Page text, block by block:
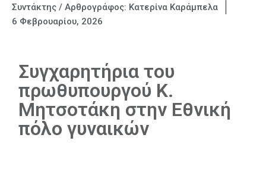
Συντάκτης / Αρθρογράφος: Κατερίνα Καράμπελα
6 Φεβρουαρίου, 2026
Συγχαρητήρια του
πρωθυπουργού Κ.
Μητσοτάκη στην Εθνική
πόλο γυναικών